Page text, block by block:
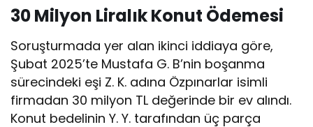
30 Milyon Liralık Konut Ödemesi
Soruşturmada yer alan ikinci iddiaya göre,
Şubat 2025’te Mustafa G. B’nin boşanma
sürecindeki eşi Z. K. adına Özpınarlar isimli
firmadan 30 milyon TL değerinde bir ev alındı.
Konut bedelinin Y. Y. tarafından üç parça